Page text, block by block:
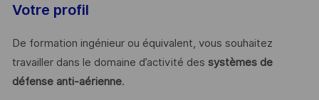
Votre profil
De formation ingénieur ou équivalent, vous souhaitez
travailler dans le domaine d’activité des systèmes de
défense anti-aérienne.